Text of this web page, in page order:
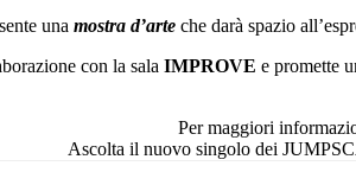
una mostra d’arte che darà spazio
con la sala IMPROVE e promette
Per maggiori
Ascolta il nuovo singolo dei